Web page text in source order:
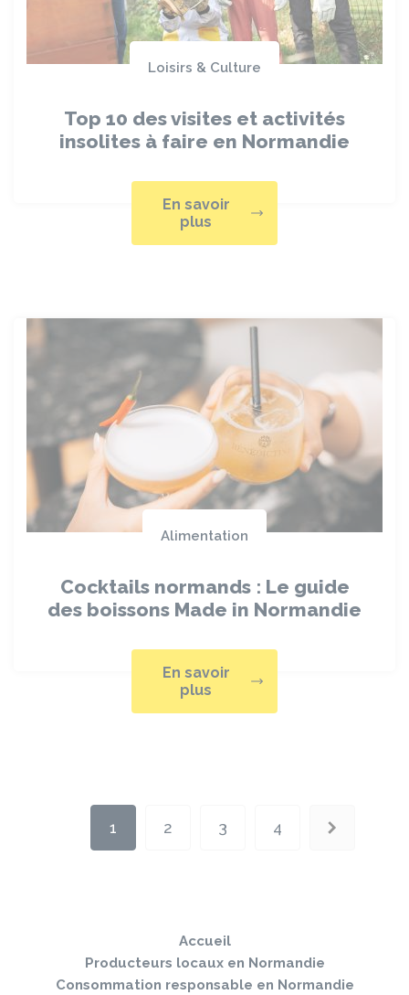
Loisirs & Culture
Top 10 des visites et activités
insolites à faire en Normandie
En savoir
plus
Alimentation
Cocktails normands : Le guide
des boissons Made in Normandie
En savoir
plus
Page
1 Page
2 Page
3 Page
4
Accueil
Producteurs locaux en Normandie
Consommation responsable en Normandie